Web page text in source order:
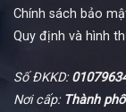
Chính sách bảo
Quy định và hình
Số ĐKKD:
Nơi cấp: Thành